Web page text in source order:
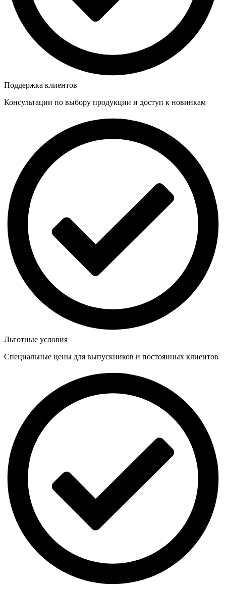
Поддержка клиентов
Консультации по выбору продукции и доступ к новинкам
Льготные условия
Специальные цены для выпускников и постоянных клиентов